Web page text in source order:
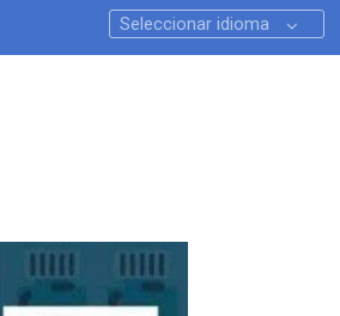
Seleccionar idioma